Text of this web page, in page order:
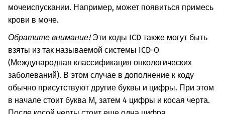
мочеиспускании. Например, может появиться примесь
крови в моче.
Обратите внимание!Эти коды ICD также могут быть
взяты из так называемой системы ICD-O
(Международная классификация онкологических
заболеваний). В этом случае в дополнение к коду
обычно присутствуют другие буквы и цифры. При этом
в начале стоит буква М, затем 4 цифры и косая черта.